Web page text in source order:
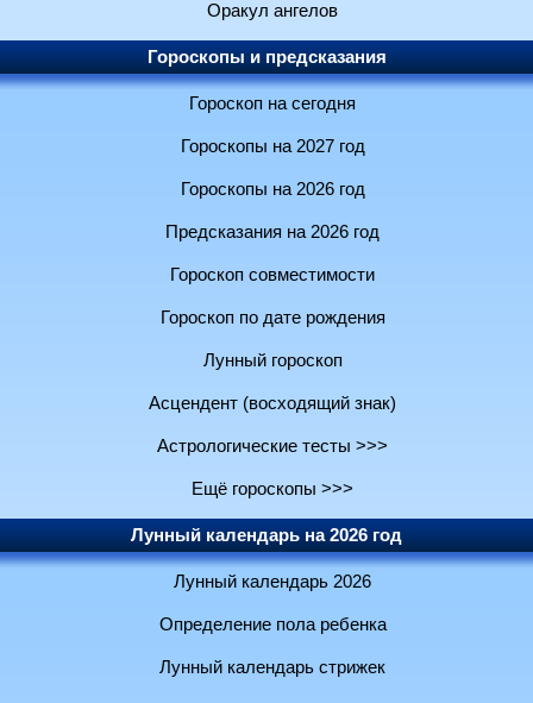
Оракул ангелов
Гороскопы и предсказания
Гороскоп на сегодня
Гороскопы на 2027 год
Гороскопы на 2026 год
Предсказания на 2026 год
Гороскоп совместимости
Гороскоп по дате рождения
Лунный гороскоп
Асцендент (восходящий знак)
Астрологические тесты >>>
Ещё гороскопы >>>
Лунный календарь на 2026 год
Лунный календарь 2026
Определение пола ребенка
Лунный календарь стрижек